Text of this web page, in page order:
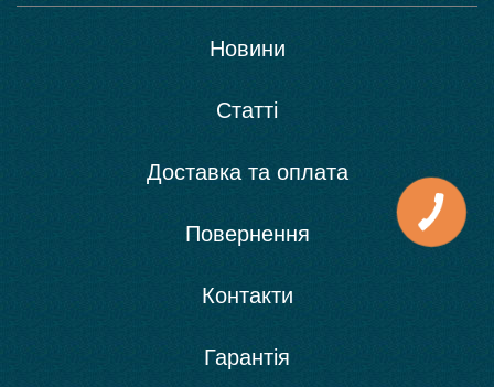
Новини
Статті
Доставка та оплата
Повернення
Контакти
Гарантія